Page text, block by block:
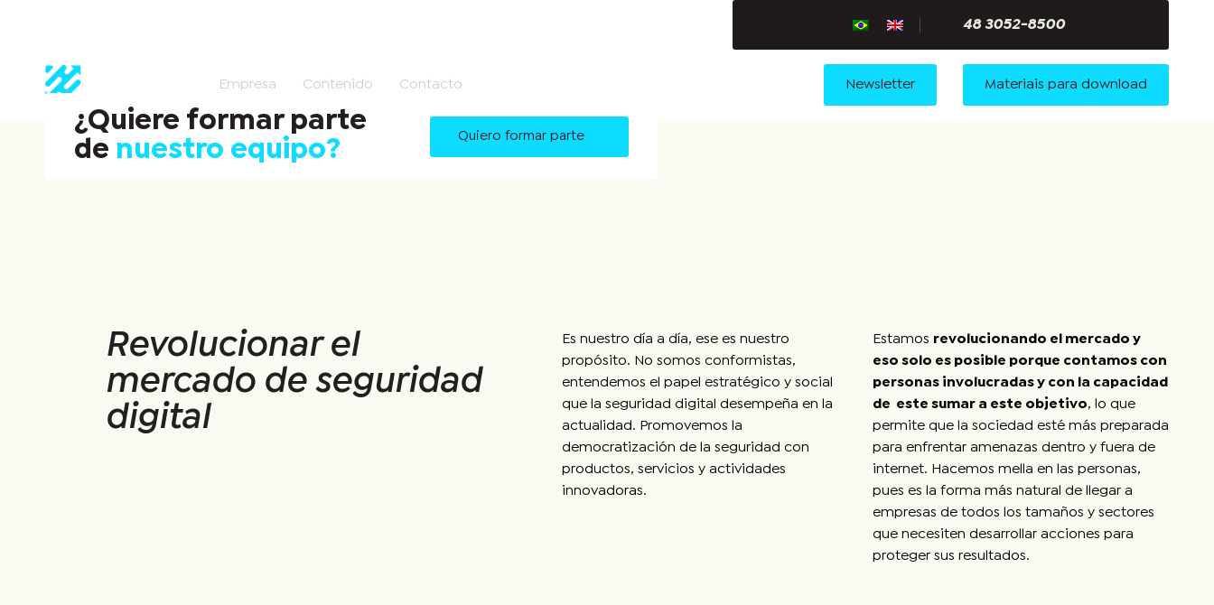
48 3052-8500
Empresa Contenido Contacto Newsletter Materiais para download
¿Quiere formar parte
de nuestro equipo?
Quiero formar parte
Revolucionar el
mercado de seguridad
digital
Es nuestro día a día, ese es nuestro
propósito. No somos conformistas,
entendemos el papel estratégico y social
que la seguridad digital desempeña en la
actualidad. Promovemos la
democratización de la seguridad con
productos, servicios y actividades
innovadoras.
Estamos revolucionando el mercado y
eso solo es posible porque contamos con
personas involucradas y con la capacidad
de este sumar a este objetivo, lo que
permite que la sociedad esté más preparada
para enfrentar amenazas dentro y fuera de
internet. Hacemos mella en las personas,
pues es la forma más natural de llegar a
empresas de todos los tamaños y sectores
que necesiten desarrollar acciones para
proteger sus resultados.